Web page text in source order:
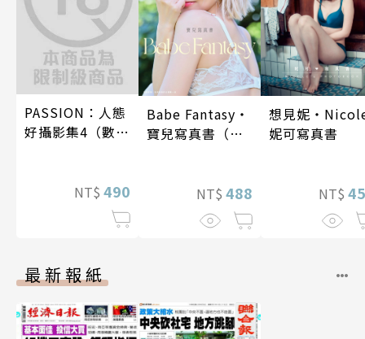
PASSION：人態
好攝影集4（數位
NT$ 490
Babe Fantasy‧
寶兒寫真書（加
NT$ 488
想見妮
妮可寫真書
NT$
最新報紙